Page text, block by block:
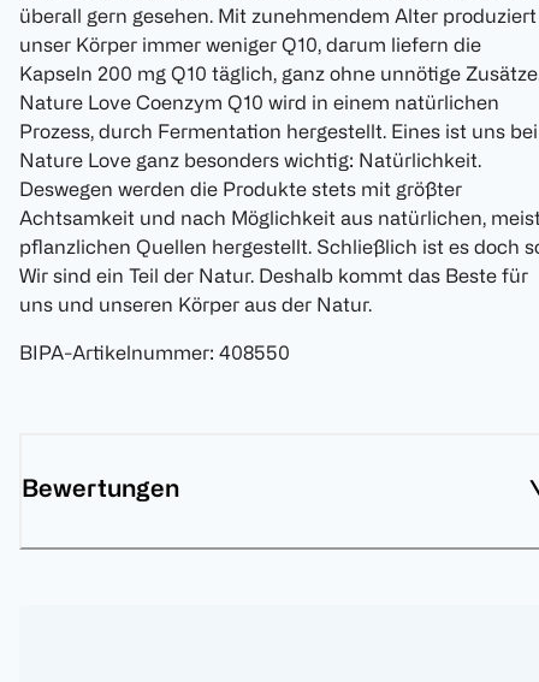
überall gern gesehen. Mit zunehmendem Alter produziert
unser Körper immer weniger Q10, darum liefern die
Kapseln 200 mg Q10 täglich, ganz ohne unnötige
Nature Love Coenzym Q10 wird in einem natürlichen
Prozess, durch Fermentation hergestellt. Eines ist uns bei
Nature Love ganz besonders wichtig: Natürlichkeit.
Deswegen werden die Produkte stets mit größter
Achtsamkeit und nach Möglichkeit aus natürlichen,
pflanzlichen Quellen hergestellt. Schließlich ist es doch
Wir sind ein Teil der Natur. Deshalb kommt das Beste für
uns und unseren Körper aus der Natur.
BIPA-Artikelnummer: 408550
Bewertungen